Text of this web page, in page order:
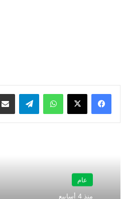
واتساب تيلقرام
عام
منذ 4 أسابيع